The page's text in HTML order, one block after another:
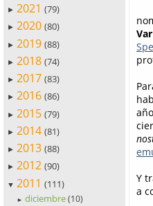
► 2021 (79)
► 2020 (80)
► 2019 (88)
► 2018 (74)
► 2017 (83)
► 2016 (86)
► 2015 (79)
► 2014 (81)
► 2013 (88)
► 2012 (90)
▼ 2011 (111)
► diciembre (10)
Y
a